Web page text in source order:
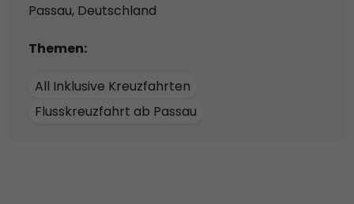
Passau, Deutschland
Themen:
All Inklusive Kreuzfahrten
Flusskreuzfahrt ab Passau